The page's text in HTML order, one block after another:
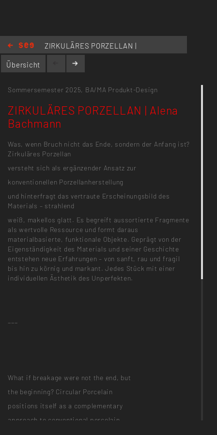
ZIRKULÄRES PORZELLAN |
Alena Bachmann
Übersicht
Sommersemester 2025, BA/MA Produkt-Design
ZIRKULÄRES PORZELLAN | Alena
Bachmann
Was, wenn Bruch nicht das Ende, sondern der Anfang ist?
Zirkuläres Porzellan
versteht sich als ergänzender Ansatz zur
konventionellen Porzellanherstellung
und hinterfragt das vertraute Erscheinungsbild des
Materials – strahlend
weiß, makellos glatt. Es begreift aussortierte Fragmente
als wertvolle Ressource und formt daraus
materialbasierte, funktionale Objekte. Geprägt von der
Eigenständigkeit des Materials und seiner Geschichte
entstehen neue Erfahrungen – von sanft, rau und fragil
bis hin zu körnig und markant. Jedes Stück mit einer
individuellen Ästhetik des Unperfekten.
What if breakage were not the end, but
the beginning? Circular Porcelain
positions itself as a complementary
approach to conventional porcelain